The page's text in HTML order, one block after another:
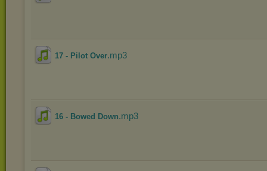
17 - Pilot Over.mp3
16 - Bowed Down.mp3